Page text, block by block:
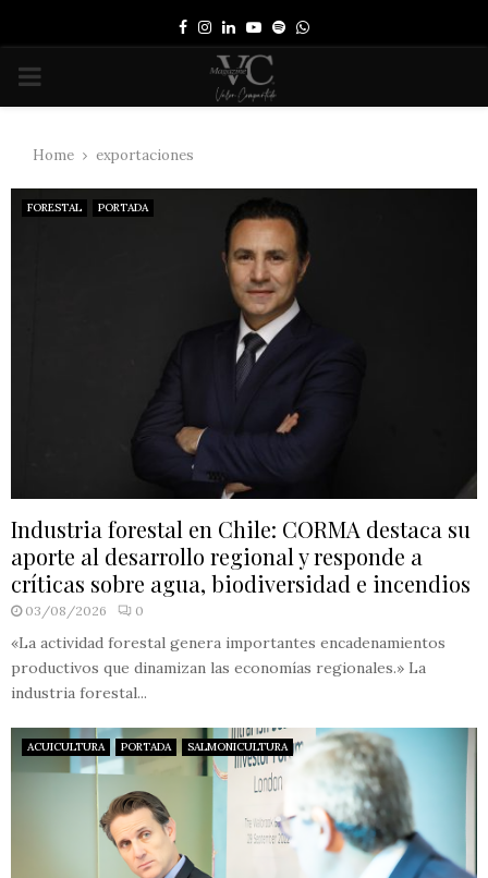
Facebook
Instagram
LinkedinYoutube
SpotifyWhatsapp
PRIMARY
Home exportaciones
FORESTAL PORTADA
Industria forestal en Chile: CORMA destaca su
aporte al desarrollo regional y responde a
críticas sobre agua, biodiversidad e incendios
03/08/2026 0
«La actividad forestal genera importantes encadenamientos
productivos que dinamizan las economías regionales.» La
industria forestal...
ACUICULTURA PORTADA SALMONICULTURA